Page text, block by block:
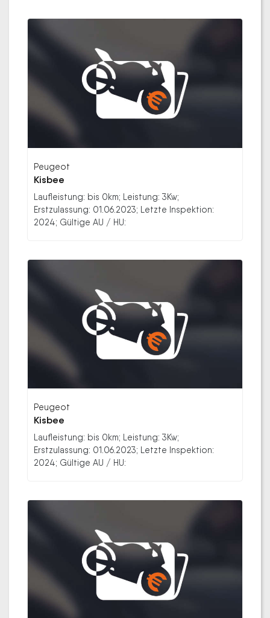
Peugeot
Kisbee
Laufleistung: bis 0km; Leistung: 3Kw;
Erstzulassung: 01.06.2023; Letzte Inspektion:
2024; Gültige AU / HU:
Peugeot
Kisbee
Laufleistung: bis 0km; Leistung: 3Kw;
Erstzulassung: 01.06.2023; Letzte Inspektion:
2024; Gültige AU / HU: